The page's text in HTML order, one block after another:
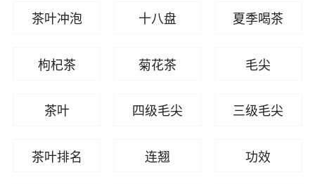
茶叶冲泡 十八盘 夏季喝茶
枸杞茶 菊花茶 毛尖
茶叶 四级毛尖 三级毛尖
茶叶排名 连翘 功效